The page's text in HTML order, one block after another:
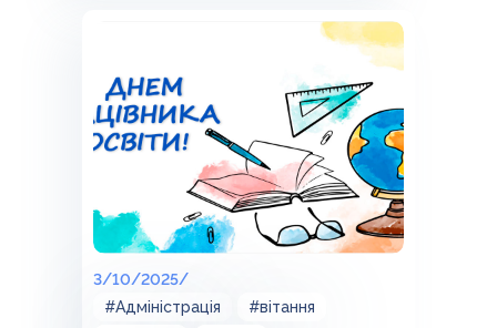
3/10/2025/
#Адміністрація
#вітання